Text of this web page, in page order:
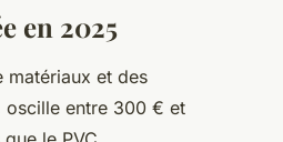
en 2025
matériaux et des
oscille entre 300 € et